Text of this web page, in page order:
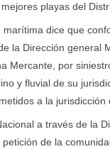
playas del
dice que
la Dirección general
Mercante, por
y fluvial de su
a la jurisdicción
a través de la
de la